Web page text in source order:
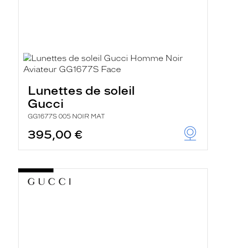
Lunettes de soleil
Gucci
GG1677S 005 NOIR MAT
395,00 €